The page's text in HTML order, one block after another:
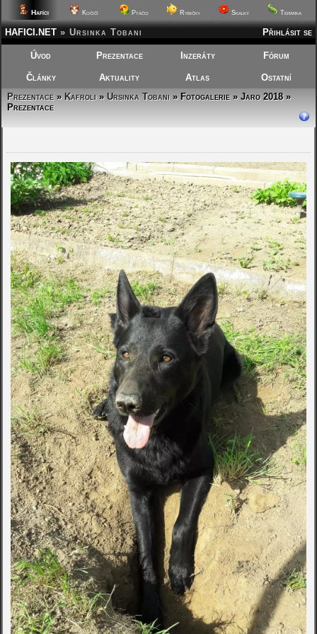
Hafíci Kočičí Ptáčci Rybičky Skalky Terárka
Přihlásit se
HAFICI.NET » Ursinka Tobani
Úvod Prezentace Inzeráty Fórum
Články Aktuality Atlas
Ostatní
Prezentace» Kafroli »Ursinka Tobani » Fotogalerie » Jaro 2018 »
Prezentace